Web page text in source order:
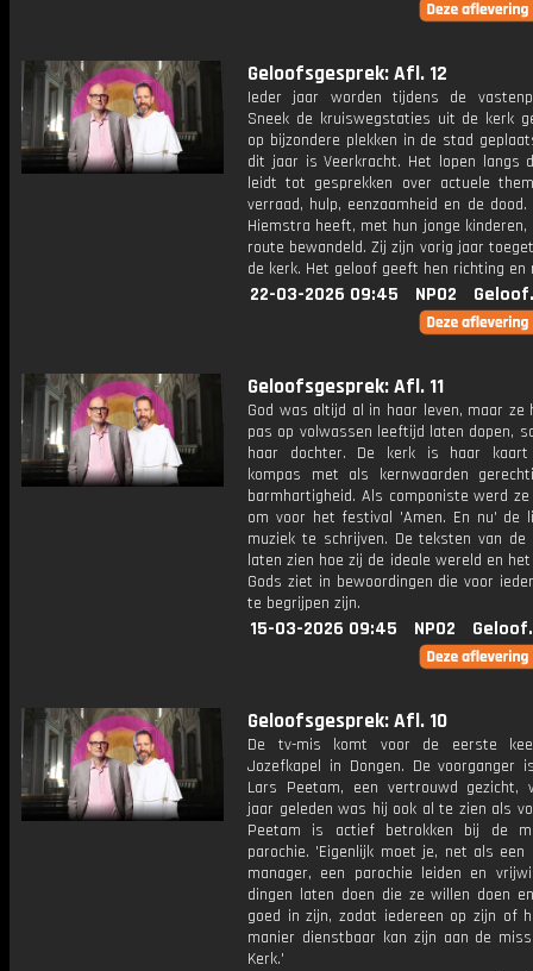
Geloofsgesprek: Afl. 12
Ieder jaar worden tijdens de
Sneek de kruiswegstaties uit de kerk
op bijzondere plekken in de stad
dit jaar is Veerkracht. Het lopen langs
leidt tot gesprekken over actuele
verraad, hulp, eenzaamheid en de dood.
Hiemstra heeft, met hun jonge kinderen,
route bewandeld. Zij zijn vorig jaar
de kerk. Het geloof geeft hen richting en
22-03-2026 09:45 NPO2
Geloofsgesprek: Afl. 11
God was altijd al in haar leven, maar ze
pas op volwassen leeftijd laten dopen,
haar dochter. De kerk is haar
kompas met als kernwaarden
barmhartigheid. Als componiste werd
om voor het festival 'Amen. En nu' de
muziek te schrijven. De teksten van de
laten zien hoe zij de ideale wereld en
Gods ziet in bewoordingen die voor
te begrijpen zijn.
15-03-2026 09:45 NPO2
Geloofsgesprek: Afl. 10
De tv-mis komt voor de eerste
Jozefkapel in Dongen. De voorganger
Lars Peetam, een vertrouwd gezicht,
jaar geleden was hij ook al te zien als
Peetam is actief betrokken bij de
parochie. 'Eigenlijk moet je, net als een
manager, een parochie leiden en
dingen laten doen die ze willen doen
goed in zijn, zodat iedereen op zijn of
manier dienstbaar kan zijn aan de
Kerk.'